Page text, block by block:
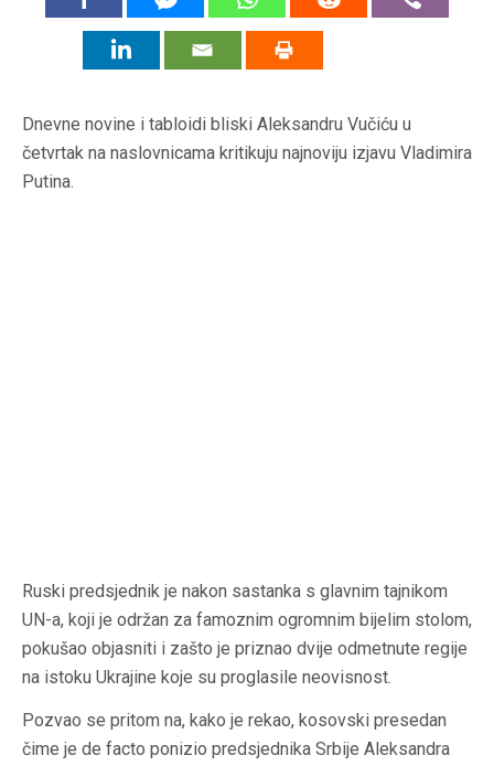
Dnevne novine i tabloidi bliski Aleksandru Vučiću u
četvrtak na naslovnicama kritikuju najnoviju izjavu Vladimira
Putina.
Ruski predsjednik je nakon sastanka s glavnim tajnikom
UN-a, koji je održan za famoznim ogromnim bijelim stolom,
pokušao objasniti i zašto je priznao dvije odmetnute regije
na istoku Ukrajine koje su proglasile neovisnost.
Pozvao se pritom na, kako je rekao, kosovski presedan
čime je de facto ponizio predsjednika Srbije Aleksandra